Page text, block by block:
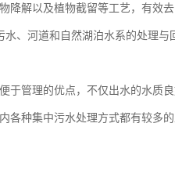
降解以及植物截留等工艺，有效
、河道和自然湖泊水系的处理与
于管理的优点，不仅出水的水质
各种集中污水处理方式都有较多